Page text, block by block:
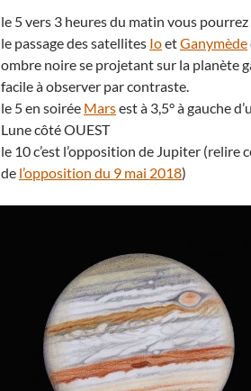
le 5 vers 3 heures du matin vous
le passage des satellites IoetGanymède
ombre noire se projetant sur la planète
facile à observer par contraste.
le 5 en soirée Marsest à 3,5° à gauche
Lune côté OUEST
le 10 c’est l’opposition de Jupiter (relire
de l’opposition du 9 mai 2018)